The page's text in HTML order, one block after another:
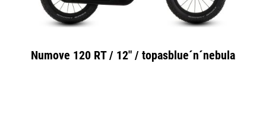
Numove 120 RT / 12" / topasblue´n´nebula